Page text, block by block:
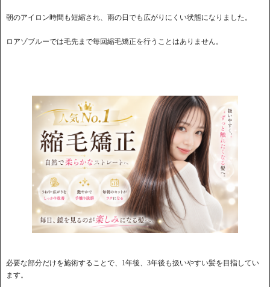
朝のアイロン時間も短縮され、雨の日でも広がりにくい状態になりました。
ロアゾブルーでは毛先まで毎回縮毛矯正を行うことはありません。
必要な部分だけを施術することで、1年後、3年後も扱いやすい髪を目指してい
ます。